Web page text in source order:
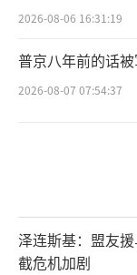
2026-08-06 16:31:19
普京八年前的话被
2026-08-07 07:54:37
泽连斯基：盟友
截危机加剧